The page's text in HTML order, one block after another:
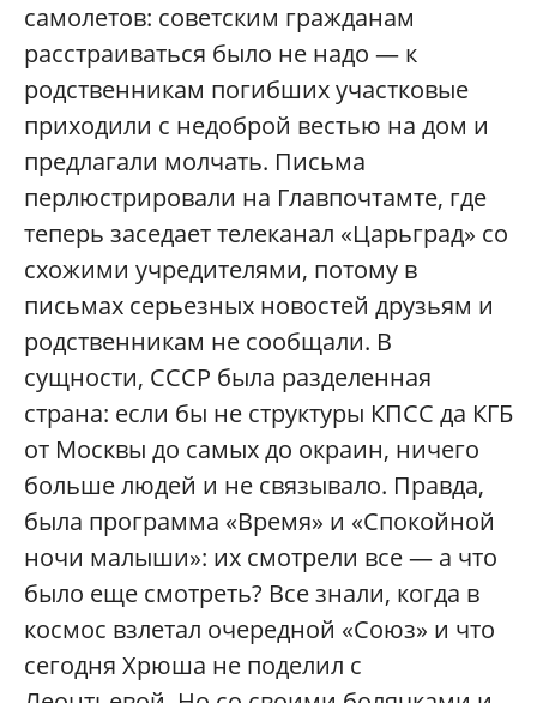
самолетов: советским гражданам
расстраиваться было не надо — к
родственникам погибших участковые
приходили с недоброй вестью на дом и
предлагали молчать. Письма
перлюстрировали на Главпочтамте, где
теперь заседает телеканал «Царьград» со
схожими учредителями, потому в
письмах серьезных новостей друзьям и
родственникам не сообщали. В
сущности, СССР была разделенная
страна: если бы не структуры КПСС да КГБ
от Москвы до самых до окраин, ничего
больше людей и не связывало. Правда,
была программа «Время» и «Спокойной
ночи малыши»: их смотрели все — а что
было еще смотреть? Все знали, когда в
космос взлетал очередной «Союз» и что
сегодня Хрюша не поделил с